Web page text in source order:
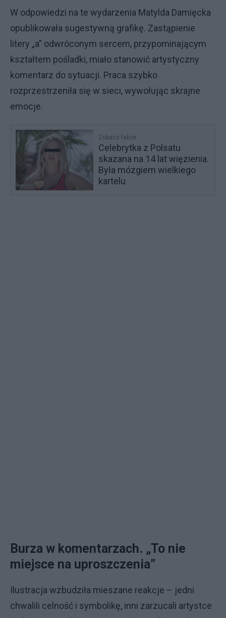
W odpowiedzi na te wydarzenia Matylda Damięcka
opublikowała sugestywną grafikę. Zastąpienie
litery „a” odwróconym sercem, przypominającym
kształtem pośladki, miało stanowić artystyczny
komentarz do sytuacji. Praca szybko
rozprzestrzeniła się w sieci, wywołując skrajne
emocje.
Zobacz także
Celebrytka z Polsatu
skazana na 14 lat więzienia.
Była mózgiem wielkiego
kartelu
Burza w komentarzach. „To nie
miejsce na uproszczenia”
Ilustracja wzbudziła mieszane reakcje – jedni
chwalili celność i symbolikę, inni zarzucali artystce